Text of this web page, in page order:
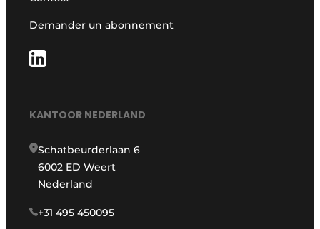
Demander un abonnement
KANTOOR NEDERLAND
Schatbeurderlaan 6
6002 ED Weert
Nederland
+31 495 450095